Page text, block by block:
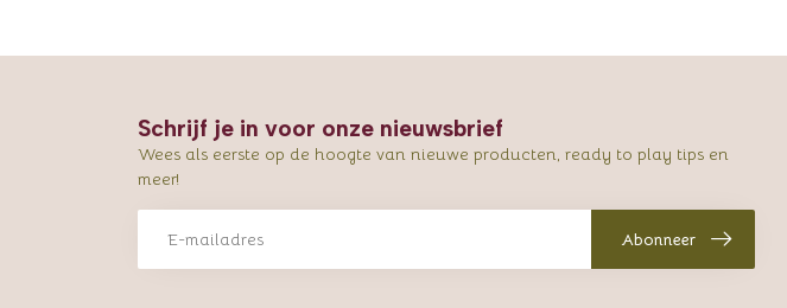
Schrijf je in voor onze nieuwsbrief
Wees als eerste op de hoogte van nieuwe producten, ready to play tips en
meer!
Abonneer